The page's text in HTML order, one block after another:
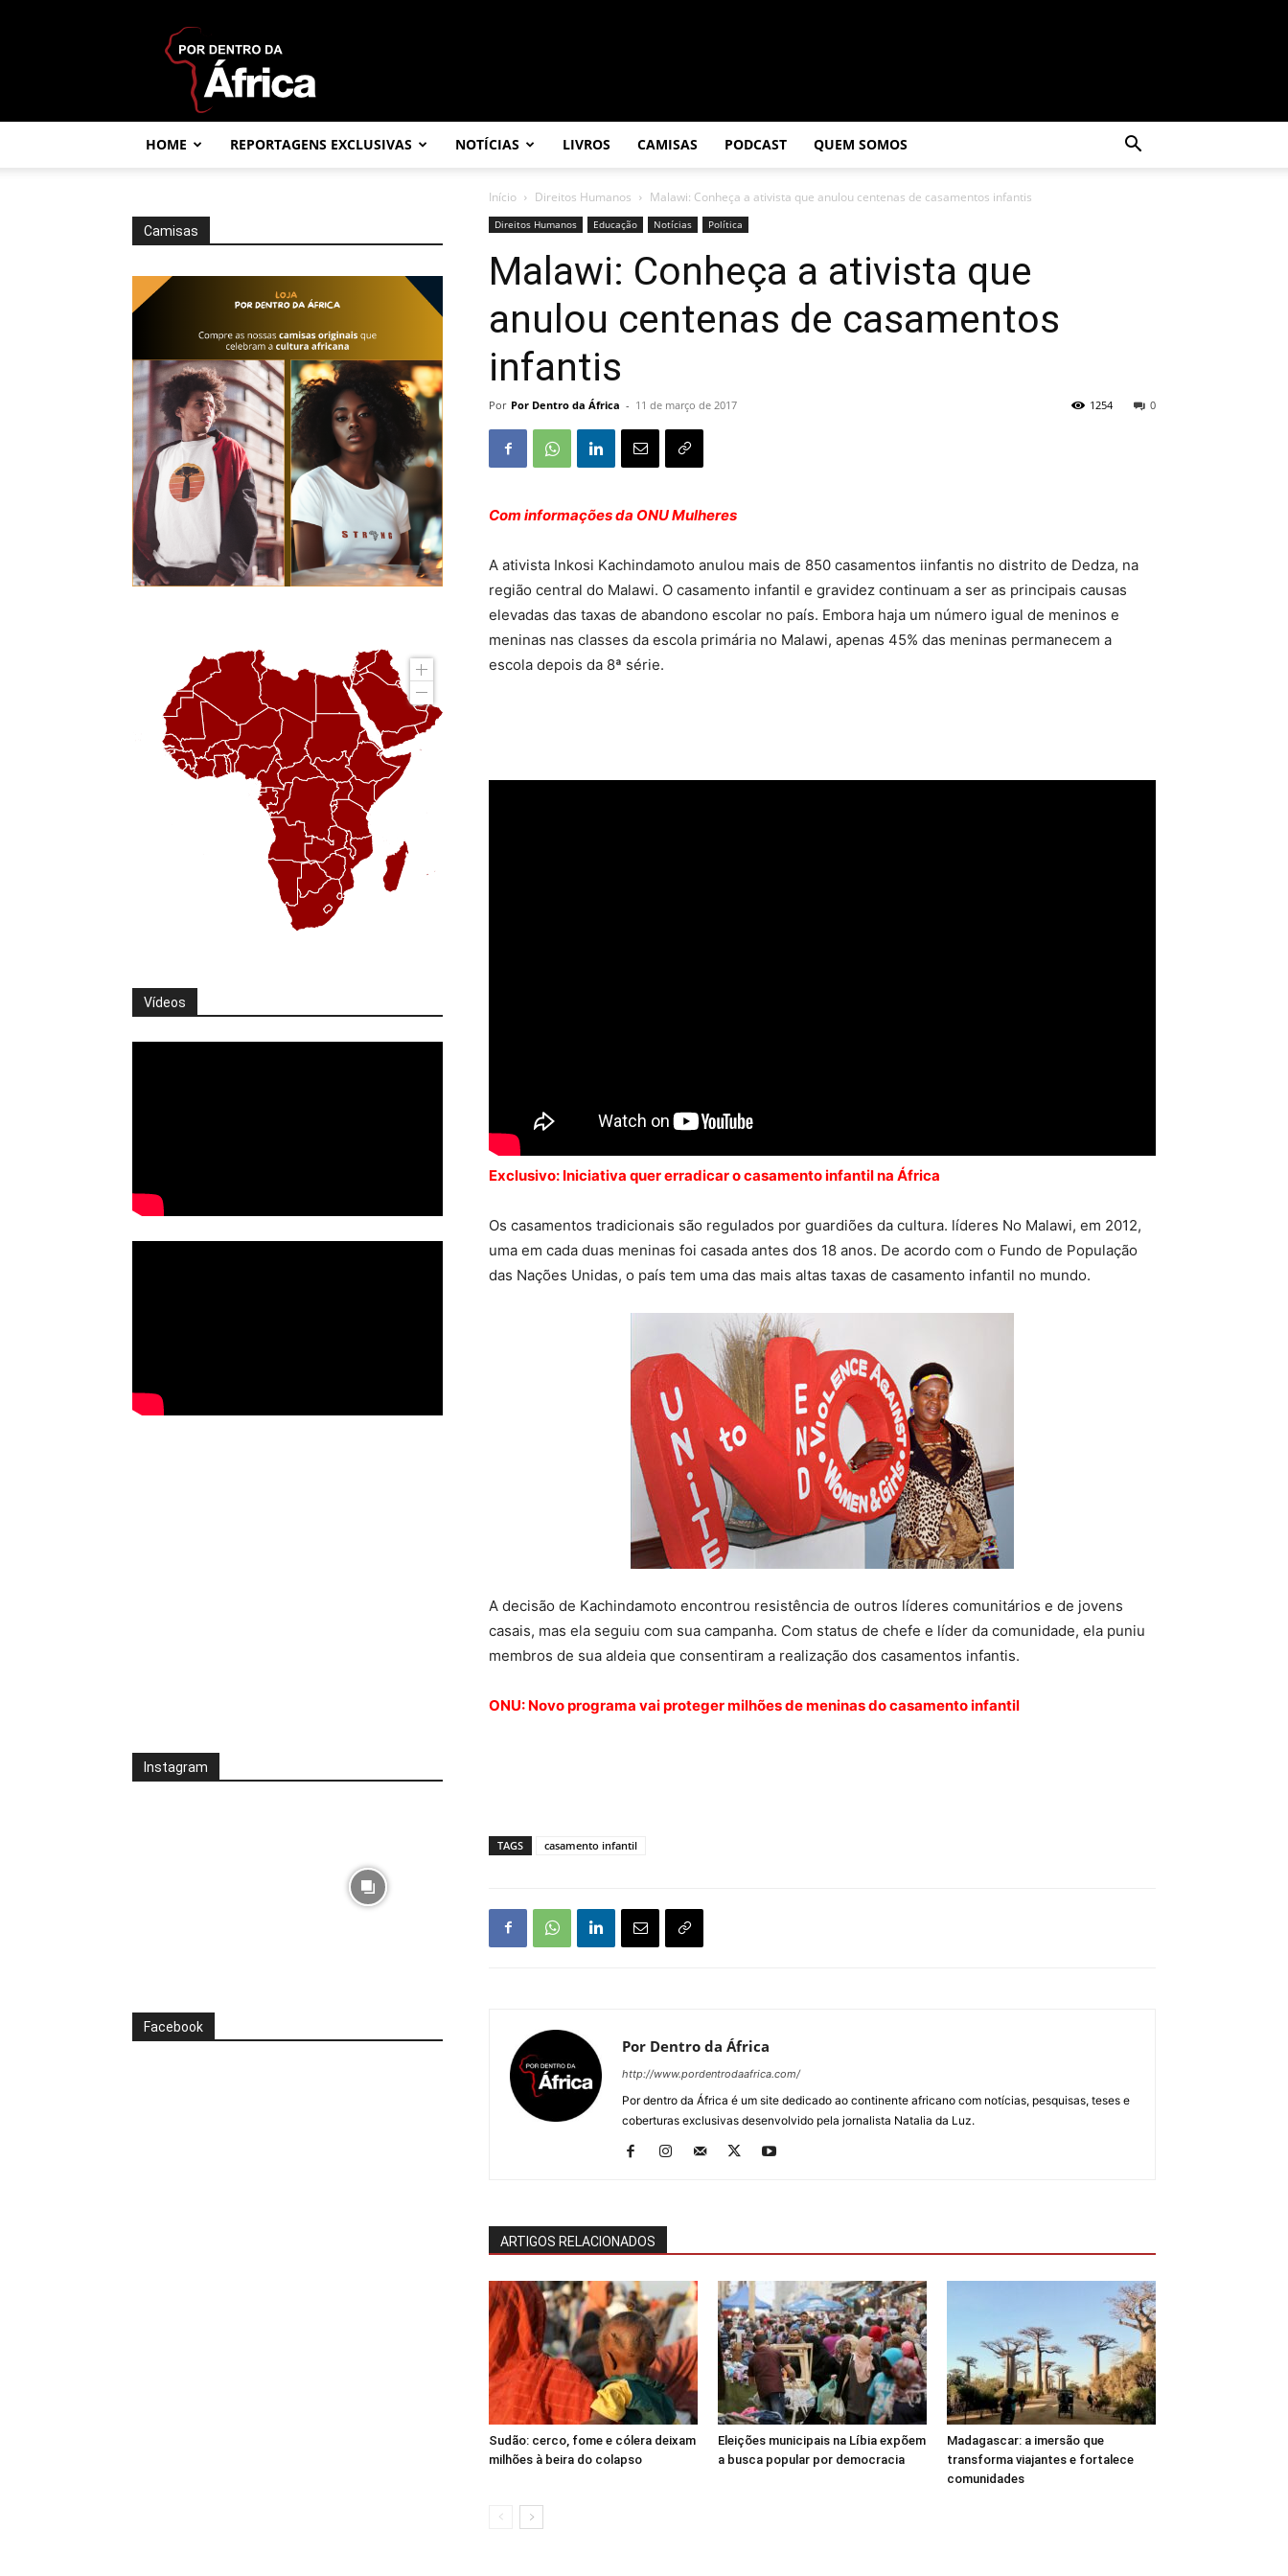
da
África
HOME REPORTAGENS EXCLUSIVAS NOTÍCIAS LIVROS CAMISAS PODCAST QUEM SOMOS
Início Direitos Humanos Malawi: Conheça a ativista que anulou centenas de casamentos infantis
Direitos Humanos Educação Notícias Política
Malawi: Conheça a ativista que
anulou centenas de casamentos
infantis
Por Por Dentro da África - 11 de março de 2017 0
1254
Com informações da ONU Mulheres
A ativista Inkosi Kachindamoto anulou mais de 850 casamentos iinfantis no distrito de Dedza, na
região central do Malawi. O casamento infantil e gravidez continuam a ser as principais causas
elevadas das taxas de abandono escolar no país. Embora haja um número igual de meninos e
meninas nas classes da escola primária no Malawi, apenas 45% das meninas permanecem a
escola depois da 8ª série.
Exclusivo: Iniciativa quer erradicar o casamento infantil na África
Os casamentos tradicionais são regulados por guardiões da cultura. líderes No Malawi, em 2012,
uma em cada duas meninas foi casada antes dos 18 anos. De acordo com o Fundo de População
das Nações Unidas, o país tem uma das mais altas taxas de casamento infantil no mundo.
A decisão de Kachindamoto encontrou resistência de outros líderes comunitários e de jovens
casais, mas ela seguiu com sua campanha. Com status de chefe e líder da comunidade, ela puniu
membros de sua aldeia que consentiram a realização dos casamentos infantis.
ONU: Novo programa vai proteger milhões de meninas do casamento infantil
TAGS casamento infantil
Por Dentro da África
http://www.pordentrodaafrica.com/
Por dentro da África é um site dedicado ao continente africano com notícias, pesquisas, teses e
coberturas exclusivas desenvolvido pela jornalista Natalia da Luz.
ARTIGOS RELACIONADOS
Sudão: cerco, fome e cólera deixam
milhões à beira do colapso
Eleições municipais na Líbia expõem
a busca popular por democracia
Madagascar: a imersão que
transforma viajantes e fortalece
comunidades
Camisas
Vídeos
Instagram
Facebook